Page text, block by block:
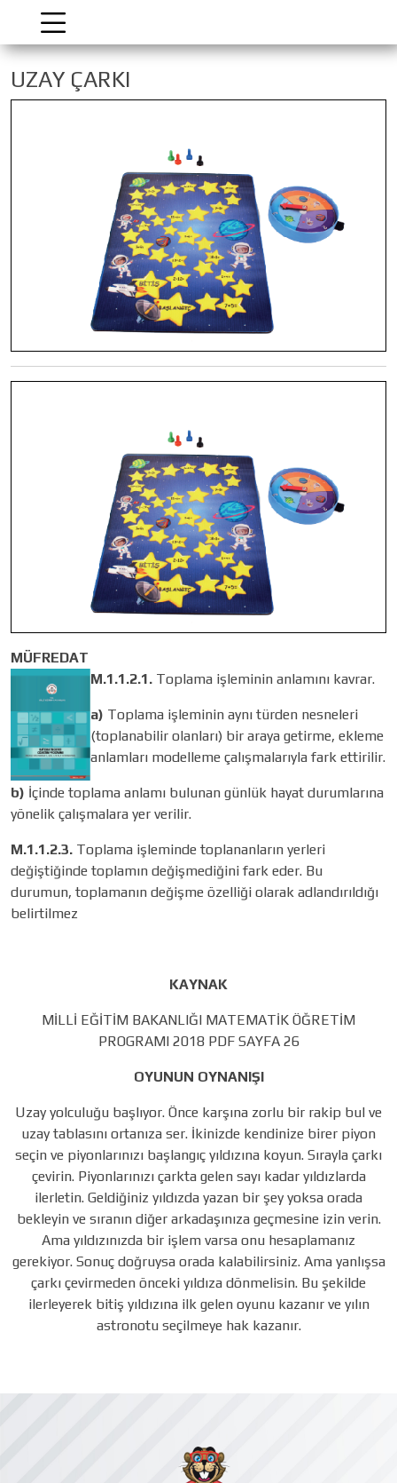
UZAY ÇARKI
MÜFREDAT
M.1.1.2.1.Toplama işleminin anlamını kavrar.
a) Toplama işleminin aynı türden nesneleri
(toplanabilir olanları) bir araya getirme, ekleme
anlamları modelleme çalışmalarıyla fark ettirilir.
b) İçinde toplama anlamı bulunan günlük hayat durumlarına
yönelik çalışmalara yer verilir.
M.1.1.2.3. Toplama işleminde toplananların yerleri
değiştiğinde toplamın değişmediğini fark eder. Bu
durumun, toplamanın değişme özelliği olarak adlandırıldığı
belirtilmez
KAYNAK
MİLLİ EĞİTİM BAKANLIĞI MATEMATİK ÖĞRETİM
PROGRAMI 2018 PDF SAYFA 26
OYUNUN OYNANIŞI
Uzay yolculuğu başlıyor. Önce karşına zorlu bir rakip bul ve
uzay tablasını ortanıza ser. İkinizde kendinize birer piyon
seçin ve piyonlarınızı başlangıç yıldızına koyun. Sırayla çarkı
çevirin. Piyonlarınızı çarkta gelen sayı kadar yıldızlarda
ilerletin. Geldiğiniz yıldızda yazan bir şey yoksa orada
bekleyin ve sıranın diğer arkadaşınıza geçmesine izin verin.
Ama yıldızınızda bir işlem varsa onu hesaplamanız
gerekiyor. Sonuç doğruysa orada kalabilirsiniz. Ama yanlışsa
çarkı çevirmeden önceki yıldıza dönmelisin. Bu şekilde
ilerleyerek bitiş yıldızına ilk gelen oyunu kazanır ve yılın
astronotu seçilmeye hak kazanır.